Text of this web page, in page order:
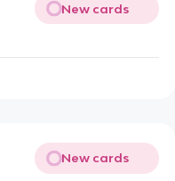
New cards
New cards